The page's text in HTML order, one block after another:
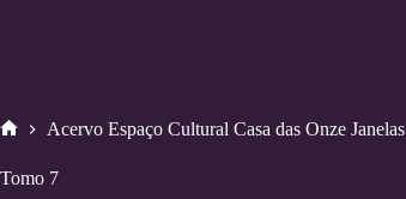
Acervo Espaço Cultural Casa das Onze Janelas
Tomo 7